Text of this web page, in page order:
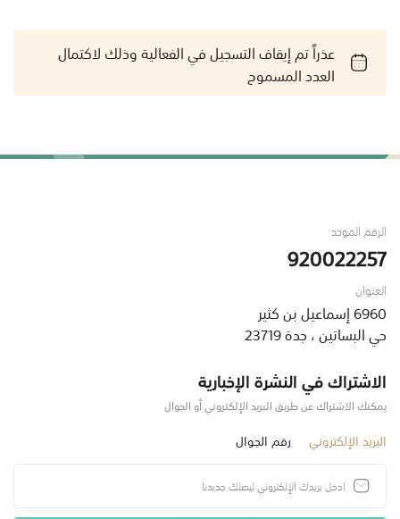
عذراً تم إيقاف التسجيل في الفعالية وذلك لاكتمال
العدد المسموح
الرقم الموحد
920022257
العنوان
6960 إسماعيل بن كثير
حي البساتين ، جدة 23719
الاشتراك في النشرة الإخبارية
يمكنك الاشتراك عن طريق البريد الإلكتروني أو الجوال
البريد الإلكتروني رقم الجوال